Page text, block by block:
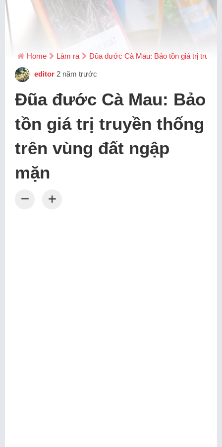
Home Làm ra Đũa đước Cà Mau: Bảo tồn giá trị
editor 2 năm trước
Đũa đước Cà Mau: Bảo
tồn giá trị truyền thống
trên vùng đất ngập
mặn